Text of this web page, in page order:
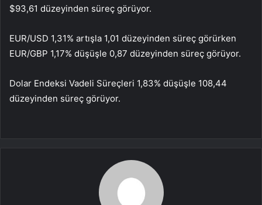
$93,61 düzeyinden süreç görüyor.
EUR/USD 1,31% artışla 1,01 düzeyinden süreç görürken
EUR/GBP 1,17% düşüşle 0,87 düzeyinden süreç görüyor.
Dolar Endeksi Vadeli Süreçleri 1,83% düşüşle 108,44
düzeyinden süreç görüyor.